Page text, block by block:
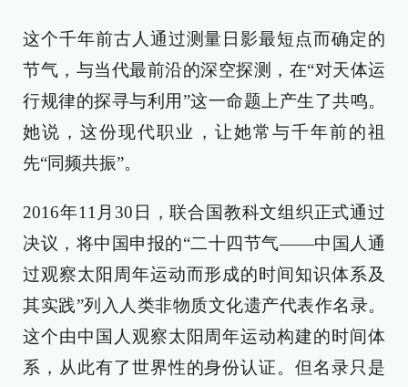
这个千年前古人通过测量日影最短点而确定的
节气，与当代最前沿的深空探测，在“对天体运
行规律的探寻与利用”这一命题上产生了共鸣。
她说，这份现代职业，让她常与千年前的祖
先“同频共振”。
2016年11月30日，联合国教科文组织正式通过
决议，将中国申报的“二十四节气——中国人通
过观察太阳周年运动而形成的时间知识体系及
其实践”列入人类非物质文化遗产代表作名录。
这个由中国人观察太阳周年运动构建的时间体
系，从此有了世界性的身份认证。但名录只是